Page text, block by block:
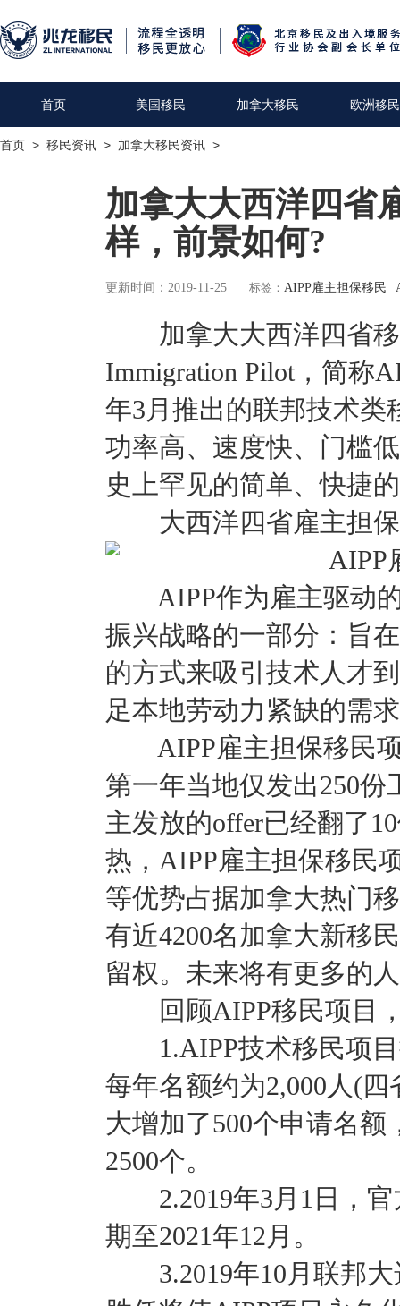
首页 美国移民 加拿大移民 欧洲移民
首页 > 移民资讯 > 加拿大移民资讯 >
加拿大大西洋四省
样，前景如何?
更新时间：2019-11-25 标签： AIPP雇主担保移民
加拿大大西洋四省移
Immigration Pilot，简称
年3月推出的联邦技术类
功率高、速度快、门槛
史上罕见的简单、快捷
大西洋四省雇主担保
AIPP作为雇主驱动的
振兴战略的一部分：旨
的方式来吸引技术人才
足本地劳动力紧缺的需
AIPP雇主担保移民项
第一年当地仅发出250份
主发放的offer已经翻了
热，AIPP雇主担保移民
等优势占据加拿大热门
有近4200名加拿大新移
留权。未来将有更多的
回顾AIPP移民项目，
1.AIPP技术移民项目
每年名额约为2,000人(四
大增加了500个申请名
2500个。
2.2019年3月1日，官
期至2021年12月。
3.2019年10月联邦大